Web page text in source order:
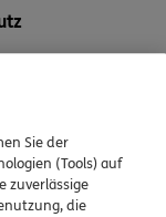
ERGO
bereits
Sie der
(Tools) auf
zuverlässige
die